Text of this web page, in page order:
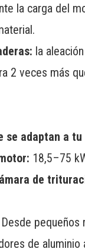
la carga del
la
2 veces más
se adaptan a
18,5–75
de
Desde pequeños
de aluminio